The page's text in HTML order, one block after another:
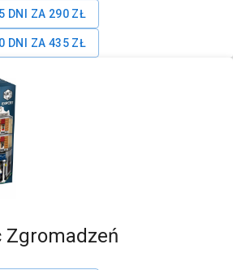
DNI ZA 290 ZŁ
DNI ZA 435 ZŁ
Zgromadzeń